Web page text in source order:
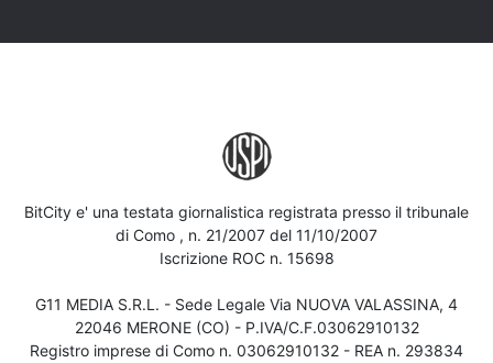
BitCity e' una testata giornalistica registrata presso il tribunale
di Como , n. 21/2007 del 11/10/2007
Iscrizione ROC n. 15698
G11 MEDIA S.R.L. - Sede Legale Via NUOVA VALASSINA, 4
22046 MERONE (CO) - P.IVA/C.F.03062910132
Registro imprese di Como n. 03062910132 - REA n. 293834